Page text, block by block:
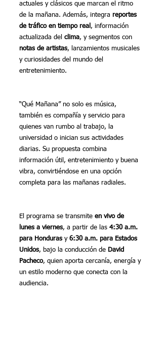
actuales y clásicos que marcan el ritmo
de la mañana. Además, integra reportes
de tráfico en tiempo real , información
actualizada del clima, y segmentos con
notas de artistas, lanzamientos musicales
y curiosidades del mundo del
entretenimiento.
“Qué Mañana” no solo es música,
también es compañía y servicio para
quienes van rumbo al trabajo, la
universidad o inician sus actividades
diarias. Su propuesta combina
información útil, entretenimiento y buena
vibra, convirtiéndose en una opción
completa para las mañanas radiales.
El programa se transmite en vivo de
lunes a viernes, a partir de las 4:30 a.m.
para Honduras y 6:30 a.m. para Estados
Unidos, bajo la conducción de David
Pacheco, quien aporta cercanía, energía y
un estilo moderno que conecta con la
audiencia.